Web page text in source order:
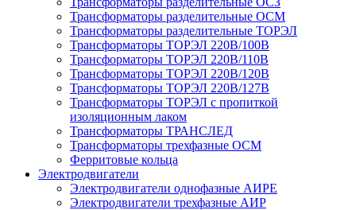
Трансформаторы разделительные ОСМ
Трансформаторы разделительные ТОРЭЛ
Трансформаторы ТОРЭЛ 220В/100В
Трансформаторы ТОРЭЛ 220В/110В
Трансформаторы ТОРЭЛ 220В/120В
Трансформаторы ТОРЭЛ 220В/127В
Трансформаторы ТОРЭЛ с пропиткой
изоляционным лаком
Трансформаторы ТРАНСЛЕД
Трансформаторы трехфазные ОСМ
Ферритовые кольца
Электродвигатели
Электродвигатели однофазные АИРЕ
Электродвигатели трехфазные АИР